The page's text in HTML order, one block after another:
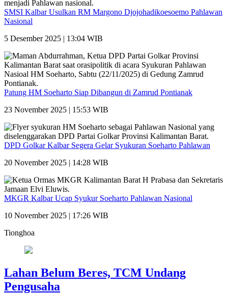
SMSI Kalbar Usulkan RM Margono Djojohadikoesoemo Pahlawan
Nasional
5 Desember 2025 | 13:04 WIB
Patung HM Soeharto Siap Dibangun di Zamrud Pontianak
23 November 2025 | 15:53 WIB
DPD Golkar Kalbar Segera Gelar Syukuran Soeharto Pahlawan
20 November 2025 | 14:28 WIB
MKGR Kalbar Ucap Syukur Soeharto Pahlawan Nasional
10 November 2025 | 17:26 WIB
Tionghoa
Lahan Belum Beres, TCM Undang
Pengusaha